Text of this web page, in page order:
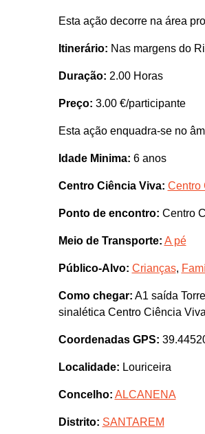
Esta ação decorre na área
Itinerário: Nas margens do
Duração: 2.00 Horas
Preço: 3.00 €/participante
Esta ação enquadra-se no
Idade Minima: 6 anos
Centro Ciência Viva: Centro
Ponto de encontro: Centro
Meio de Transporte: A pé
Público-Alvo: Crianças,
Como chegar: A1 saída
sinalética Centro Ciência
Coordenadas GPS:
Localidade: Louriceira
Concelho: ALCANENA
Distrito: SANTAREM